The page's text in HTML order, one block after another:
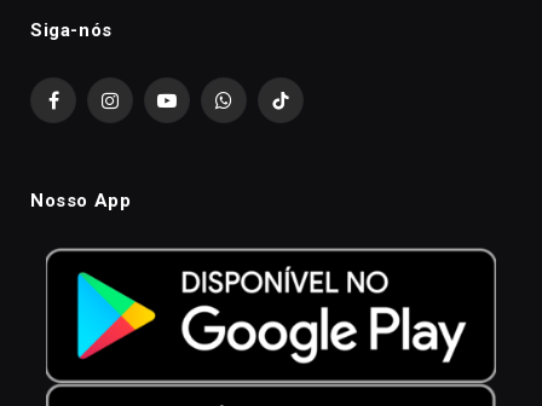
Siga-nós
FacebookInstagramYouTubeWhatsAppTikTok
Nosso App